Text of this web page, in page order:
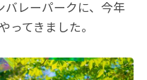
バレーパークに、今年
ってきました。